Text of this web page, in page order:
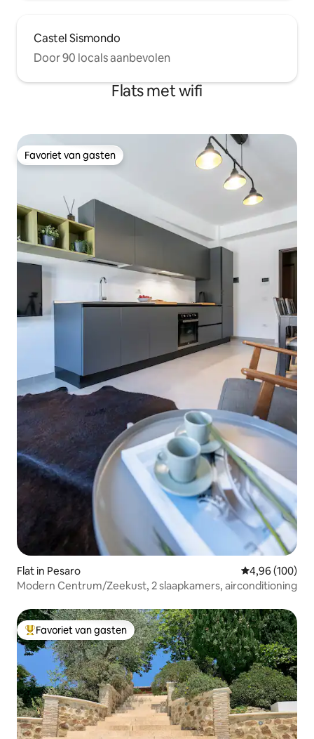
Castel Sismondo
Door 90 locals aanbevolen
Flats met wifi
Favoriet van gasten
Favoriet van gasten
Flat in Pesaro Gemiddelde
4,96 (100)
Modern Centrum/Zeekust, 2 slaapkamers, airconditioning
Topfavoriet van gasten
Favoriet van gasten